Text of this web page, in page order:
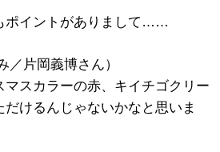
ポイントがありまして……
／片岡義博さん）
マスカラーの赤、キイチゴクリー
だけるんじゃないかなと思いま